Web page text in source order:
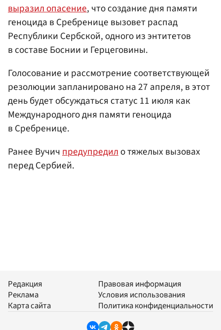
выразил опасение, что создание дня памяти
геноцида в Сребренице вызовет распад
Республики Сербской, одного из энтитетов
в составе Боснии и Герцеговины.
Голосование и рассмотрение соответствующей
резолюции запланировано на 27 апреля, в этот
день будет обсуждаться статус 11 июля как
Международного дня памяти геноцида
в Сребренице.
Ранее Вучичпредупредило тяжелых вызовах
перед Сербией.
Редакция
Реклама
Карта сайта
Правовая информация
Условия использования
Политика конфиденциальности